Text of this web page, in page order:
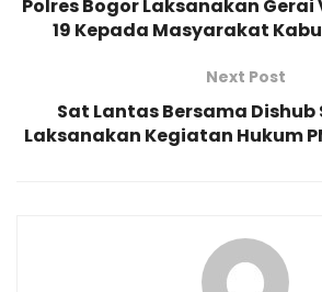
Polres Bogor Laksanakan
19 Kepada Masyarakat
Next Post
Sat Lantas Bersama
Laksanakan Kegiatan Hukum